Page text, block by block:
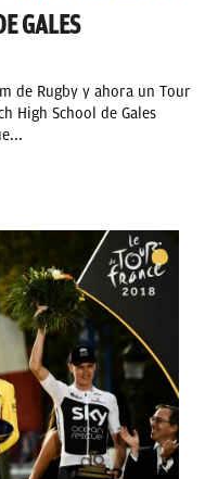
GALES
de Rugby y ahora un Tour
High School de Gales